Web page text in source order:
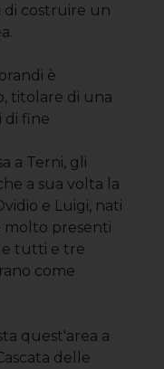
di costruire un
è
titolare di una
di fine
a Terni, gli
a sua volta la
e Luigi, nati
presenti
e tutti e tre
come
quest'area a
delle